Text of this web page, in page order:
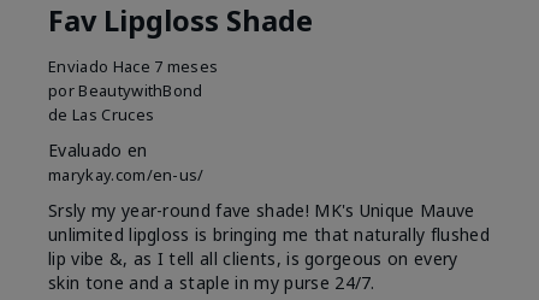
Fav Lipgloss Shade
Enviado Hace 7 meses
por BeautywithBond
de Las Cruces
Evaluado en
marykay.com/en-us/
Srsly my year-round fave shade! MK's Unique Mauve
unlimited lipgloss is bringing me that naturally flushed
lip vibe &, as I tell all clients, is gorgeous on every
skin tone and a staple in my purse 24/7.